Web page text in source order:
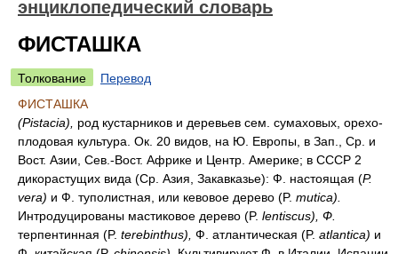
энциклопедический словарь
ФИСТАШКА
Толкование
Перевод
ФИСТАШКА
(Pistacia), род кустарников и деревьев сем. сумаховых, орехо-
плодовая культура. Ок. 20 видов, на Ю. Европы, в Зап., Ср. и
Вост. Азии, Сев.-Вост. Африке и Центр. Америке; в СССР 2
дикорастущих вида (Ср. Азия, Закавказье): Ф. настоящая (Р.
vera) и Ф. туполистная, или кевовое дерево (P. mutica).
Интродуцированы мастиковое дерево (P. lentiscus), Ф.
терпентинная (P. terebinthus), Ф. атлантическая (P. atlantica) и